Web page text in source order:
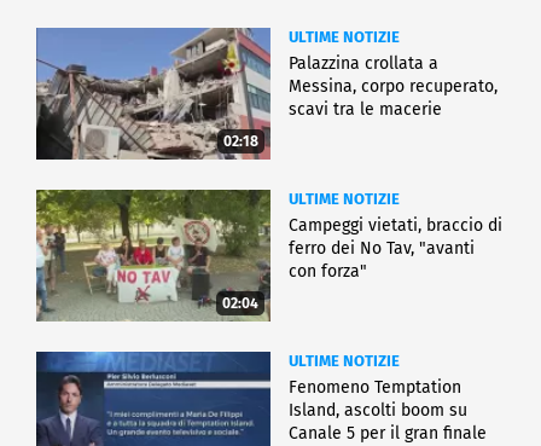
02:18
ULTIME NOTIZIE
Palazzina crollata a
Messina, corpo recuperato,
scavi tra le macerie
02:04
ULTIME NOTIZIE
Campeggi vietati, braccio di
ferro dei No Tav, "avanti
con forza"
ULTIME NOTIZIE
Fenomeno Temptation
Island, ascolti boom su
Canale 5 per il gran finale